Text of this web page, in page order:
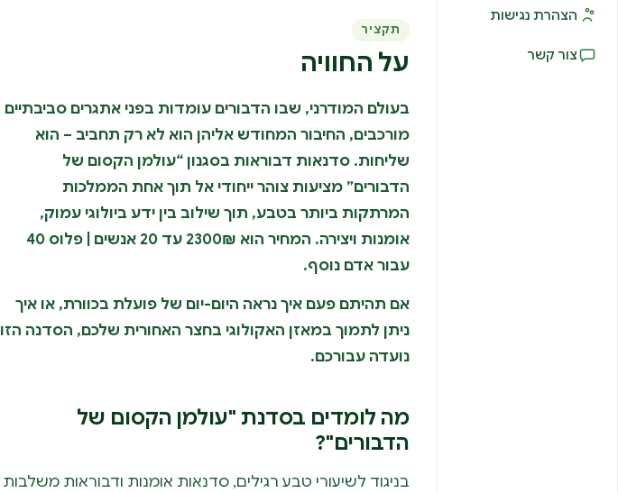
הצהרת נגישות
צור קשר
תקציר
על החוויה
בעולם המודרני, שבו הדבורים עומדות בפני אתגרים סביבתיים
מורכבים, החיבור המחודש אליהן הוא לא רק תחביב – הוא
שליחות. סדנאות דבוראות בסגנון “עולמן הקסום של
הדבורים” מציעות צוהר ייחודי אל תוך אחת הממלכות
המרתקות ביותר בטבע, תוך שילוב בין ידע ביולוגי עמוק,
אומנות ויצירה. המחיר הוא 2300₪ עד 20 אנשים | פלוס 40
עבור אדם נוסף.
אם תהיתם פעם איך נראה היום-יום של פועלת בכוורת, או איך
ניתן לתמוך במאזן האקולוגי בחצר האחורית שלכם, הסדנה הזו
נועדה עבורכם.
מה לומדים בסדנת "עולמן הקסום של
הדבורים"?
בניגוד לשיעורי טבע רגילים, סדנאות אומנות ודבוראות משלבות